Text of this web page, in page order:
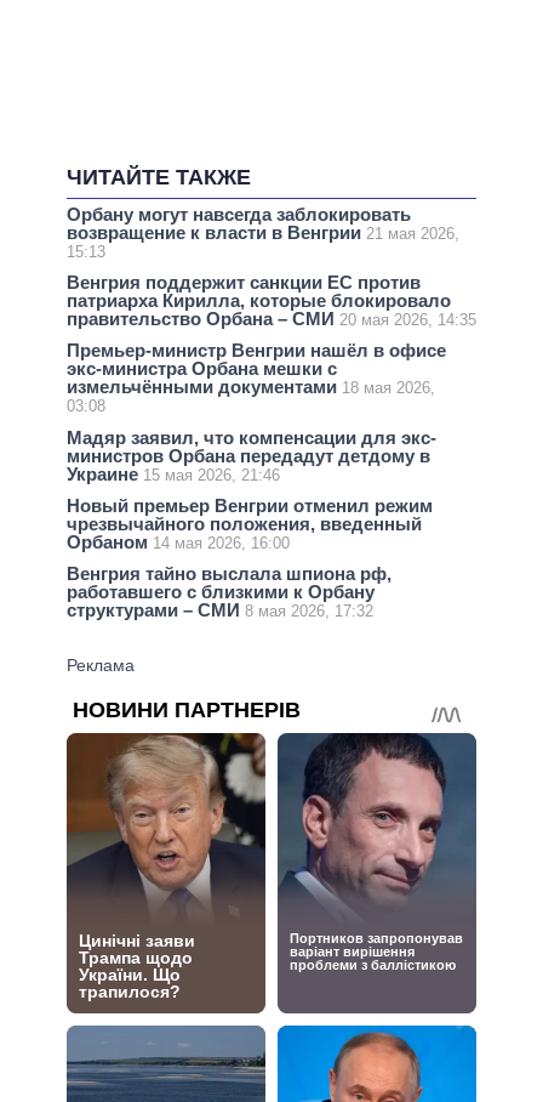
ЧИТАЙТЕ ТАКЖЕ
Орбану могут навсегда заблокировать
возвращение к власти в Венгрии 21 мая 2026,
15:13
Венгрия поддержит санкции ЕС против
патриарха Кирилла, которые блокировало
правительство Орбана – СМИ 20 мая 2026, 14:35
Премьер-министр Венгрии нашёл в офисе
экс-министра Орбана мешки с
измельчёнными документами 18 мая 2026,
03:08
Мадяр заявил, что компенсации для экс-
министров Орбана передадут детдому в
Украине 15 мая 2026, 21:46
Новый премьер Венгрии отменил режим
чрезвычайного положения, введенный
Орбаном 14 мая 2026, 16:00
Венгрия тайно выслала шпиона рф,
работавшего с близкими к Орбану
структурами – СМИ 8 мая 2026, 17:32